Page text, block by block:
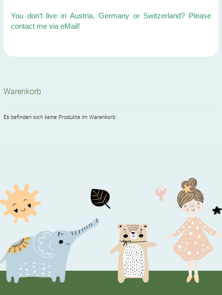
You don’t live in Austria, Germany or Switzerland? Please
contact me via eMail!
Warenkorb
Es befinden sich keine Produkte im Warenkorb.